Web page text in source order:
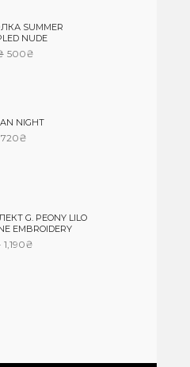
SUMMER
NUDE
500₴
NIGHT
720₴
G. PEONY LILO
EMBROIDERY
1,190₴